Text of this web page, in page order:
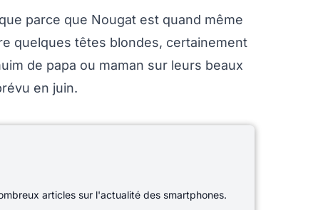
parce que Nougat est quand même
quelques têtes blondes, certainement
de papa ou maman sur leurs beaux
en juin.
articles sur l'actualité des smartphones.